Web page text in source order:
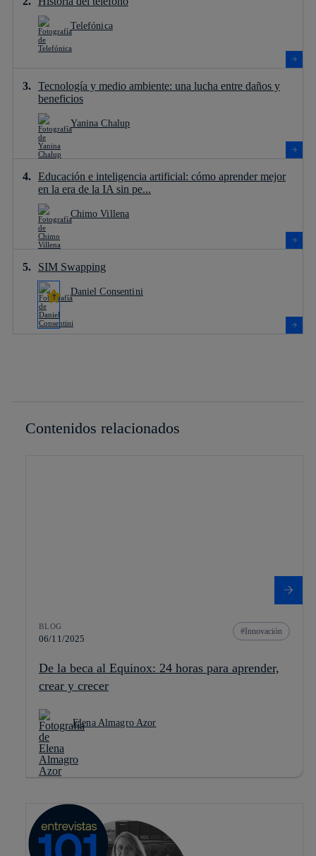
Telefónica
Tecnología y medio ambiente: una lucha entre daños y
beneficios
Yanina Chalup
Educación e inteligencia artificial: cómo aprender mejor
en la era de la IA sin pe...
Chimo Villena
SIM Swapping
Daniel Consentini
Contenidos relacionados
BLOG
06/11/2025
Innovación
De la beca al Equinox: 24 horas para aprender,
crear y crecer
Elena Almagro Azor